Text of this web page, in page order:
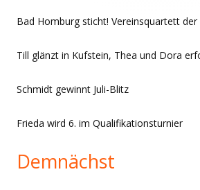
Bad Homburg sticht! Vereinsquartett der
Till glänzt in Kufstein, Thea und Dora
Schmidt gewinnt Juli-Blitz
Frieda wird 6. im Qualifikationsturnier
Demnächst